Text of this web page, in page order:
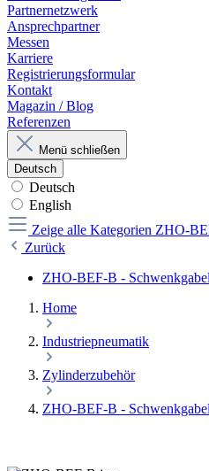
Partnernetzwerk
Ansprechpartner
Messen
Karriere
Registrierungsformular
Kontakt
Magazin / Blog
Referenzen
Menü schließen
Deutsch
Deutsch
English
Zeige alle Kategorien ZHO-
Zurück
ZHO-BEF-B -
Home
Industriepneumatik
Zylinderzubehör
ZHO-BEF-B -